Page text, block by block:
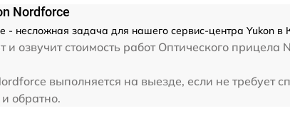
Nordforce
- несложная задача для нашего сервис-центра Yukon в
озвучит стоимость работ Оптического прицела
выполняется на выезде, если не требует
обратно.